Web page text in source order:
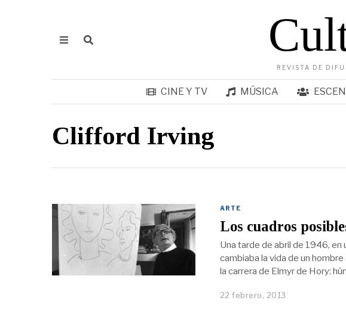
REVISTA DE
CINE Y TV MÚSICA
Clifford Irving
ARTE
Los cuadros
Una tarde de abril de 1946, en
cambiaba la vida de un
la carrera de Elmyr de Hory:
22 febrero, 2013